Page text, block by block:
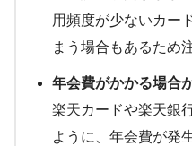
用頻度が少ないカー
まう場合もあるため
年会費がかかる場合
楽天カードや楽天銀
ように、年会費が発